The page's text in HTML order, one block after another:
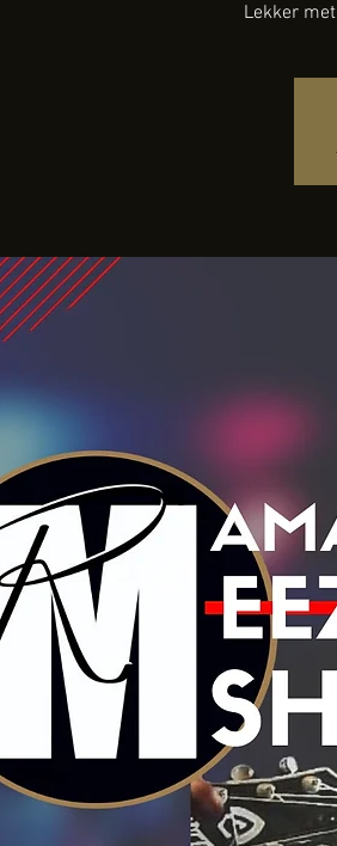
Lekker